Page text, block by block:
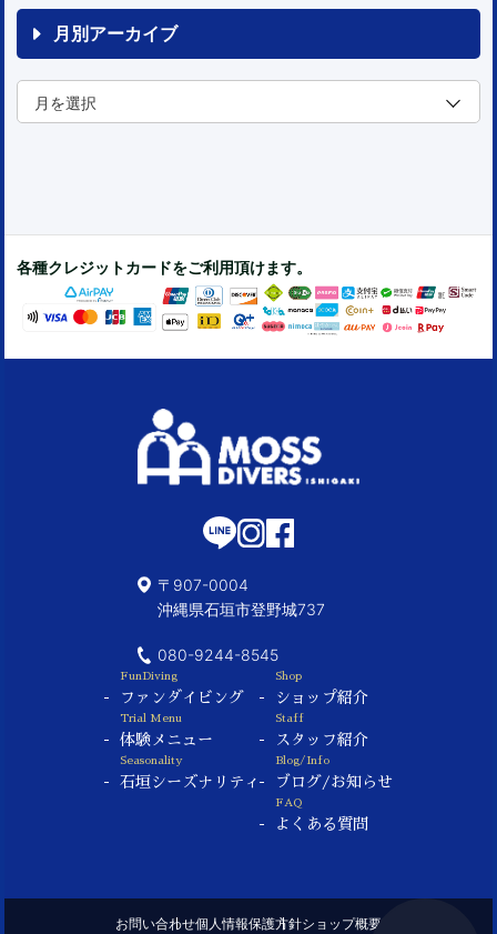
月別アーカイブ
各種クレジットカードをご利用頂けます。
〒907-0004
沖縄県石垣市登野城737
080-9244-8545
FunDiving
ファンダイビング
Trial Menu
体験メニュー
Seasonality
石垣シーズナリティ
Shop
ショップ紹介
Staff
スタッフ紹介
Blog/Info
ブログ/お知らせ
FAQ
よくある質問
お問い合わせ個人情報保護方針ショップ概要